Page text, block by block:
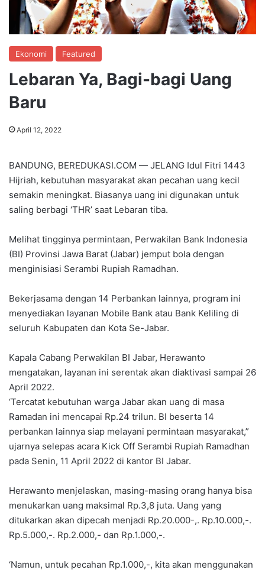
Ekonomi Featured
Lebaran Ya, Bagi-bagi Uang
Baru
April 12, 2022
BANDUNG, BEREDUKASI.COM — JELANG Idul Fitri 1443
Hijriah, kebutuhan masyarakat akan pecahan uang kecil
semakin meningkat. Biasanya uang ini digunakan untuk
saling berbagi ‘THR’ saat Lebaran tiba.
Melihat tingginya permintaan, Perwakilan Bank Indonesia
(BI) Provinsi Jawa Barat (Jabar) jemput bola dengan
menginisiasi Serambi Rupiah Ramadhan.
Bekerjasama dengan 14 Perbankan lainnya, program ini
menyediakan layanan Mobile Bank atau Bank Keliling di
seluruh Kabupaten dan Kota Se-Jabar.
Kapala Cabang Perwakilan BI Jabar, Herawanto
mengatakan, layanan ini serentak akan diaktivasi sampai 26
April 2022.
‘Tercatat kebutuhan warga Jabar akan uang di masa
Ramadan ini mencapai Rp.24 trilun. BI beserta 14
perbankan lainnya siap melayani permintaan masyarakat,”
ujarnya selepas acara Kick Off Serambi Rupiah Ramadhan
pada Senin, 11 April 2022 di kantor BI Jabar.
Herawanto menjelaskan, masing-masing orang hanya bisa
menukarkan uang maksimal Rp.3,8 juta. Uang yang
ditukarkan akan dipecah menjadi Rp.20.000-,. Rp.10.000,-.
Rp.5.000,-. Rp.2.000,- dan Rp.1.000,-.
‘Namun, untuk pecahan Rp.1.000,-, kita akan menggunakan